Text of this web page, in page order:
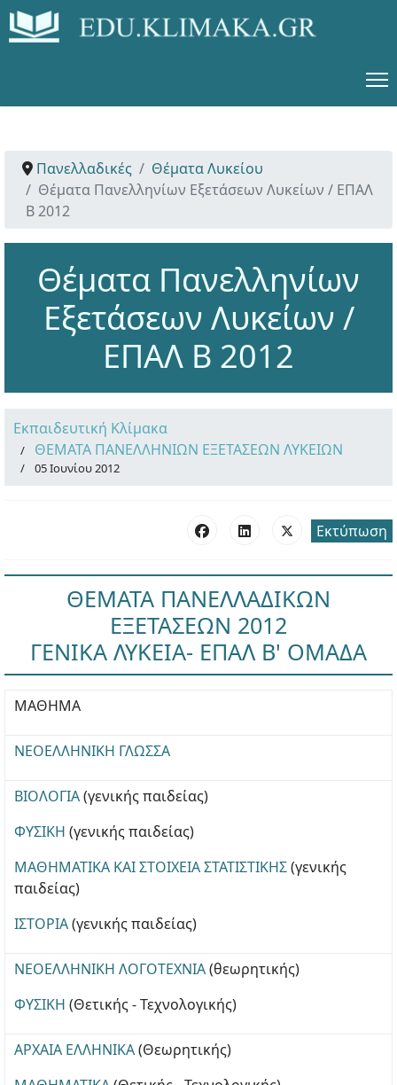
Πανελλαδικές
Θέματα Λυκείου
Θέματα Πανελληνίων Εξετάσεων Λυκείων / ΕΠΑΛ
Β 2012
Θέματα Πανελληνίων
Εξετάσεων Λυκείων /
ΕΠΑΛ Β 2012
Εκπαιδευτική Κλίμακα
ΘΕΜΑΤΑ ΠΑΝΕΛΛΗΝΙΩΝ ΕΞΕΤΑΣΕΩΝ ΛΥΚΕΙΩΝ
05 Ιουνίου 2012
Εκτύπωση
ΘΕΜΑΤΑ ΠΑΝΕΛΛΑΔΙΚΩΝ
ΕΞΕΤΑΣΕΩΝ 2012
ΓΕΝΙΚΑ ΛΥΚΕΙΑ- ΕΠΑΛ Β' ΟΜΑΔΑ
ΜΑΘΗΜΑ
ΝΕΟΕΛΛΗΝΙΚΗ ΓΛΩΣΣΑ
ΒΙΟΛΟΓΙΑ(γενικής παιδείας)
ΦΥΣΙΚΗ (γενικής παιδείας)
ΜΑΘΗΜΑΤΙΚΑ ΚΑΙ ΣΤΟΙΧΕΙΑ ΣΤΑΤΙΣΤΙΚΗΣ(γενικής
παιδείας)
ΙΣΤΟΡΙΑ(γενικής παιδείας)
ΝΕΟΕΛΛΗΝΙΚΗ ΛΟΓΟΤΕΧΝΙΑ(θεωρητικής)
ΦΥΣΙΚΗ (Θετικής - Τεχνολογικής)
ΑΡΧΑΙΑ ΕΛΛΗΝΙΚΑ(Θεωρητικής)